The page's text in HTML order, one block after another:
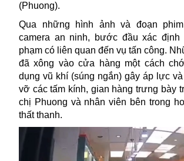
(Phuong).
Qua những hình ảnh và đoạn
camera an ninh, bước đầu xác
phạm có liên quan đến vụ tấn công.
đã xông vào cửa hàng một cách
dụng vũ khí (súng ngắn) gây áp lực
vỡ các tấm kính, gian hàng trưng bày
chị Phuong và nhân viên bên trong
thất thanh.